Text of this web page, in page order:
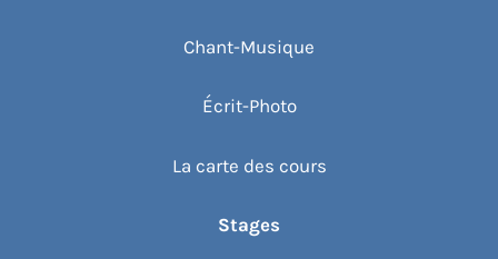
Chant-Musique
Écrit-Photo
La carte des cours
Stages